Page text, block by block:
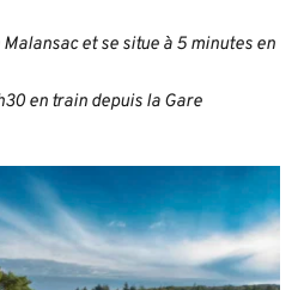
et se situe à 5 minutes en
en train depuis la Gare